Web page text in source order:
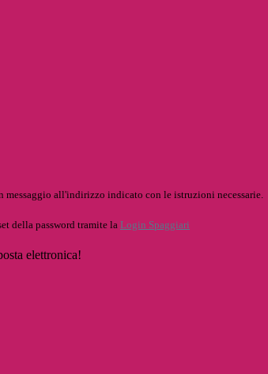
messaggio all'indirizzo indicato con le istruzioni necessarie.
della password tramite la Login Spaggiari
elettronica!